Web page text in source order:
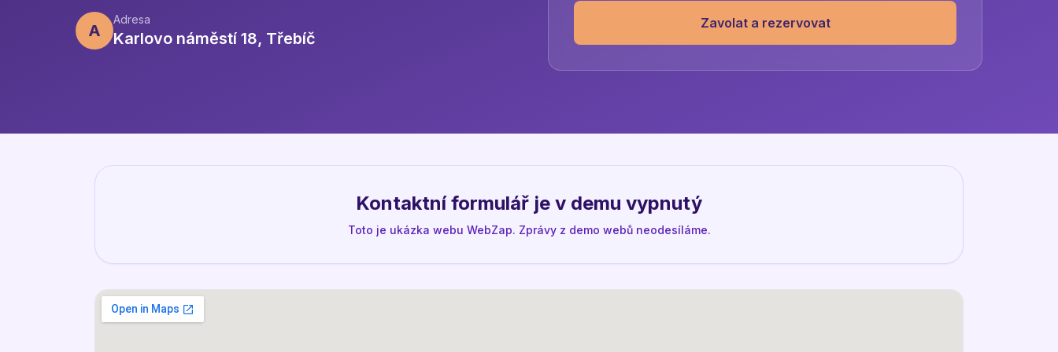
A
Adresa
Karlovo náměstí 18, Třebíč
Zavolat a rezervovat
Kontaktní formulář je v demu vypnutý
Toto je ukázka webu WebZap. Zprávy z demo webů neodesíláme.